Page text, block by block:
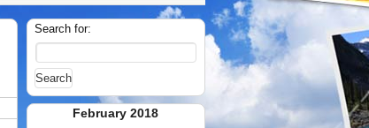
Search for:
February 2018